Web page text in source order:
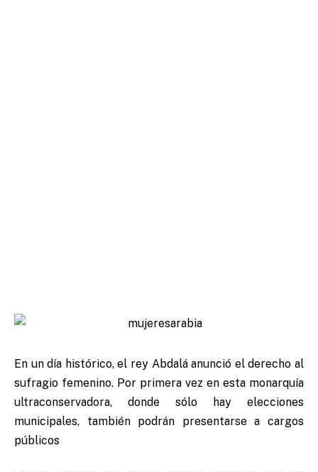
En un día histórico, el rey Abdalá anunció el derecho al
sufragio femenino. Por primera vez en esta monarquía
ultraconservadora, donde sólo hay elecciones
municipales, también podrán presentarse a cargos
públicos